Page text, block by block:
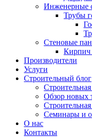
Инженерные
Трубы
Стеновые
Кирпич
Производители
Услуги
Строительный блог
Обзор новых
Семинары и
О нас
Контакты